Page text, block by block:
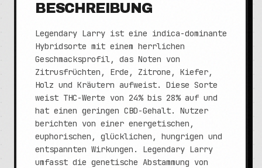
BESCHREIBUNG
Legendary Larry ist eine indica-dominante
Hybridsorte mit einem herrlichen
Geschmacksprofil, das Noten von
Zitrusfrüchten, Erde, Zitrone, Kiefer,
Holz und Kräutern aufweist. Diese Sorte
weist THC-Werte von 24% bis 28% auf und
hat einen geringen CBD-Gehalt. Nutzer
berichten von einer energetischen,
euphorischen, glücklichen, hungrigen und
entspannten Wirkungen. Legendary Larry
umfasst die genetische Abstammung von